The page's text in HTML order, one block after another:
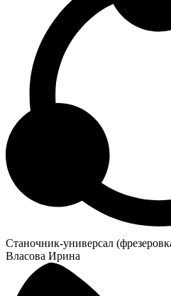
Станочник-универсал
Власова Ирина